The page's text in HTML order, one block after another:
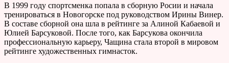
В 1999 году спортсменка попала в сборную Росии и начала
тренироваться в Новогорске под руководством Ирины Винер.
В составе сборной она шла в рейтинге за Алиной Кабаевой и
Юлией Барсуковой. После того, как Барсукова окончила
профессиональную карьеру, Чащина стала второй в мировом
рейтинге художественных гимнасток.